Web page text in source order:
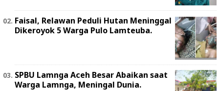
Faisal, Relawan Peduli Hutan Meninggal
Dikeroyok 5 Warga Pulo Lamteuba.
SPBU Lamnga Aceh Besar Abaikan saat
Warga Lamnga, Meningal Dunia.